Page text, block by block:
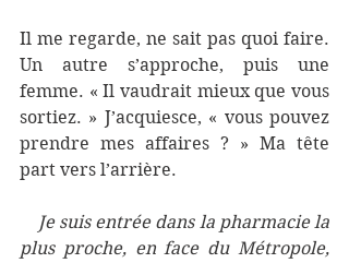
Il me regarde, ne sait pas quoi faire.
Un autre s’approche, puis une
femme. « Il vaudrait mieux que vous
sortiez. » J’acquiesce, « vous pouvez
prendre mes affaires ? » Ma tête
part vers l’arrière.
Je suis entrée dans la pharmacie la
plus proche, en face du Métropole,